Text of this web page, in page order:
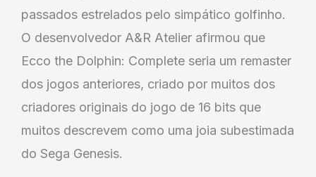
passados estrelados pelo simpático golfinho.
O desenvolvedor A&R Atelier afirmou que
Ecco the Dolphin: Complete seria um remaster
dos jogos anteriores, criado por muitos dos
criadores originais do jogo de 16 bits que
muitos descrevem como uma joia subestimada
do Sega Genesis.